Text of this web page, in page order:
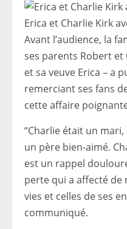
Erica et Charlie Kirk
Avant l’audience, la
ses parents Robert
et sa veuve Erica – a
remerciant ses fans
cette affaire
“Charlie était un
un père bien-aimé.
est un rappel
perte qui a affecté
vies et celles de ses
communiqué.